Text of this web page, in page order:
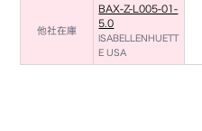
他社在庫
BAX-Z-L005-01-
5.0
ISABELLENHUETT
E USA